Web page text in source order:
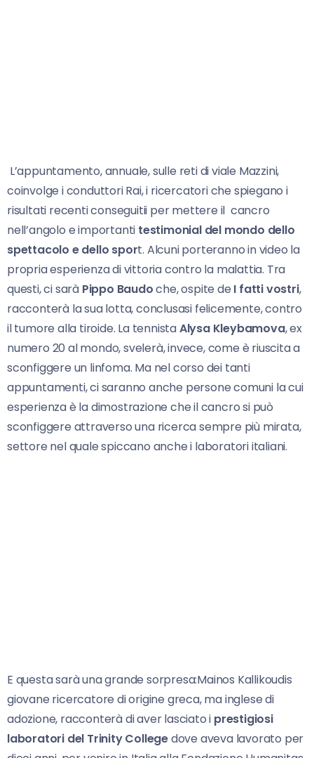
L’appuntamento, annuale, sulle reti di viale Mazzini,
coinvolge i conduttori Rai, i ricercatori che spiegano i
risultati recenti conseguitii per mettere il cancro
nell’angolo e importanti testimonial del mondo dello
spettacolo e dello sport. Alcuni porteranno in video la
propria esperienza di vittoria contro la malattia. Tra
questi, ci sarà Pippo Baudoche, ospite de I fatti vostri,
racconterà la sua lotta, conclusasi felicemente, contro
il tumore alla tiroide. La tennistaAlysa Kleybamova, ex
numero 20 al mondo, svelerà, invece, come è riuscita a
sconfiggere un linfoma. Ma nel corso dei tanti
appuntamenti, ci saranno anche persone comuni la cui
esperienza è la dimostrazione che il cancro si può
sconfiggere attraverso una ricerca sempre più mirata,
settore nel quale spiccano anche i laboratori italiani.
E questa sarà una grande sorpresa:Mainos Kallikoudis
giovane ricercatore di origine greca, ma inglese di
adozione, racconterà di aver lasciato i prestigiosi
laboratori del Trinity Collegedove aveva lavorato per